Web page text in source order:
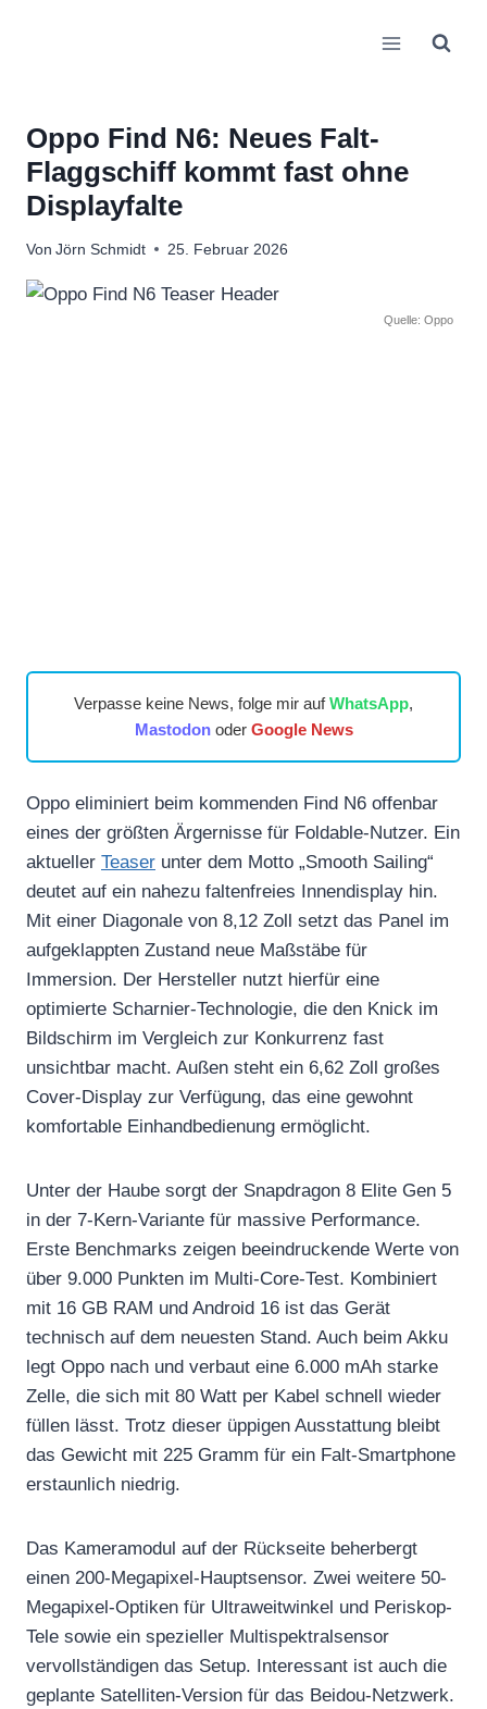
Oppo Find N6: Neues Falt-
Flaggschiff kommt fast ohne
Displayfalte
Von Jörn Schmidt 25. Februar 2026
Quelle: Oppo
Verpasse keine News, folge mir aufWhatsApp,
Mastodonoder Google News
Oppo eliminiert beim kommenden Find N6 offenbar
eines der größten Ärgernisse für Foldable-Nutzer. Ein
aktueller Teaser unter dem Motto „Smooth Sailing“
deutet auf ein nahezu faltenfreies Innendisplay hin.
Mit einer Diagonale von 8,12 Zoll setzt das Panel im
aufgeklappten Zustand neue Maßstäbe für
Immersion. Der Hersteller nutzt hierfür eine
optimierte Scharnier-Technologie, die den Knick im
Bildschirm im Vergleich zur Konkurrenz fast
unsichtbar macht. Außen steht ein 6,62 Zoll großes
Cover-Display zur Verfügung, das eine gewohnt
komfortable Einhandbedienung ermöglicht.
Unter der Haube sorgt der Snapdragon 8 Elite Gen 5
in der 7-Kern-Variante für massive Performance.
Erste Benchmarks zeigen beeindruckende Werte von
über 9.000 Punkten im Multi-Core-Test. Kombiniert
mit 16 GB RAM und Android 16 ist das Gerät
technisch auf dem neuesten Stand. Auch beim Akku
legt Oppo nach und verbaut eine 6.000 mAh starke
Zelle, die sich mit 80 Watt per Kabel schnell wieder
füllen lässt. Trotz dieser üppigen Ausstattung bleibt
das Gewicht mit 225 Gramm für ein Falt-Smartphone
erstaunlich niedrig.
Das Kameramodul auf der Rückseite beherbergt
einen 200-Megapixel-Hauptsensor. Zwei weitere 50-
Megapixel-Optiken für Ultraweitwinkel und Periskop-
Tele sowie ein spezieller Multispektralsensor
vervollständigen das Setup. Interessant ist auch die
geplante Satelliten-Version für das Beidou-Netzwerk.